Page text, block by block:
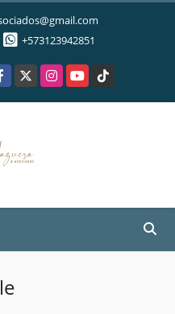
+573123942851
X InstagramYouTubeTikTok